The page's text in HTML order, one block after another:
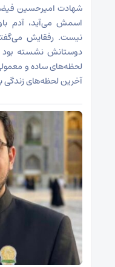
شهادت امیرحسین
اسمش می‌آید، آدم
نیست. رفقایش
دوستانش نشسته بود
لحظه‌های ساده و
آخرین لحظه‌های زندگی